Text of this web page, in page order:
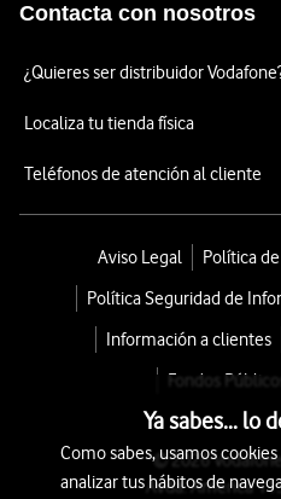
Contacta con nosotros
¿Quieres ser distribuidor
Localiza tu tienda física
Teléfonos de atención al cliente
Aviso Legal
Política
Política Seguridad de
Información a clientes
Fondos Públicos
© 2026
Avda. América
Ya sabes... lo
Como sabes, usamos
analizar tus hábitos de